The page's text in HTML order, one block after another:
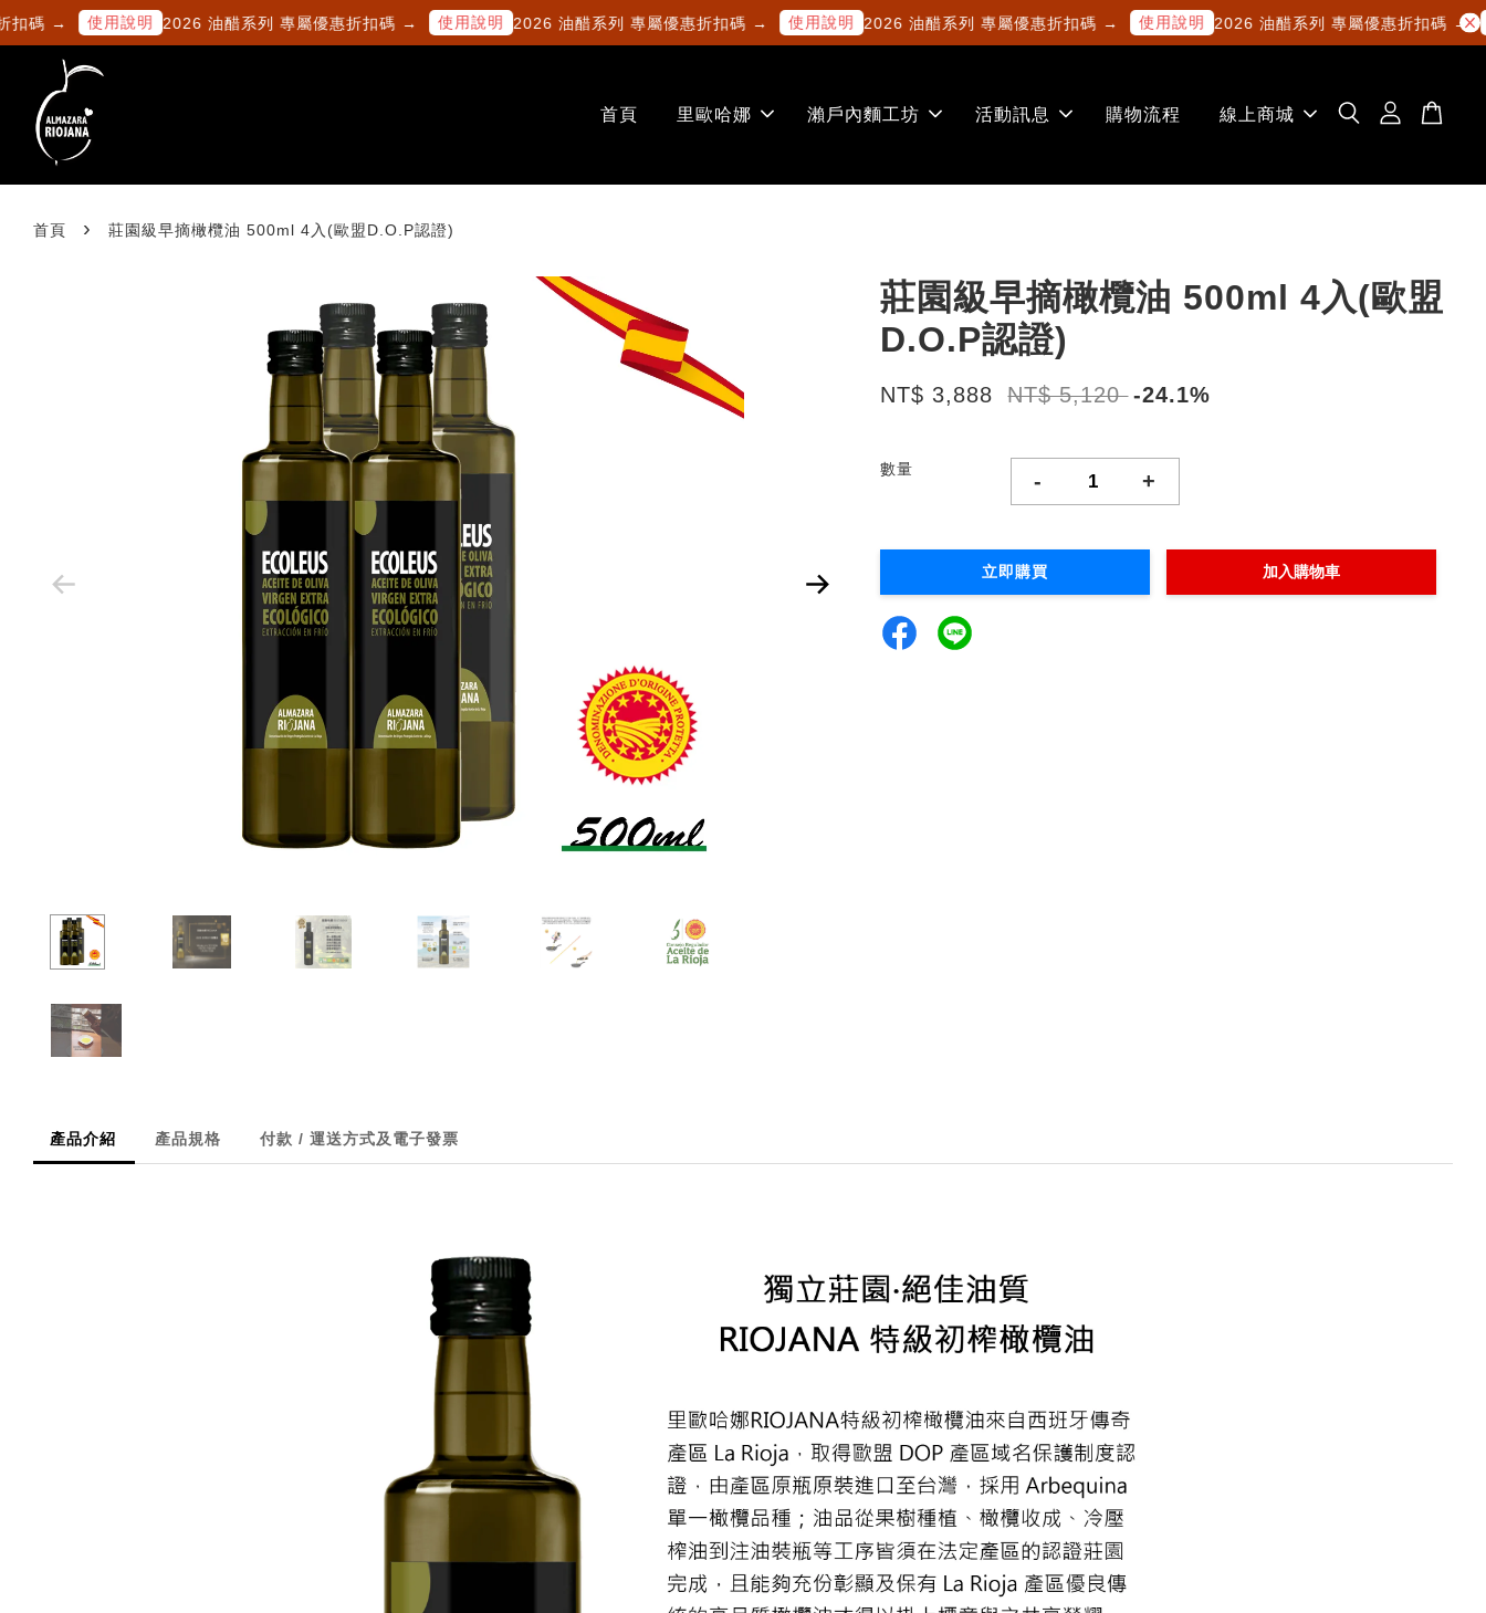
→ 使用說明 2026 油醋系列 專屬優惠折扣碼 → 使用說明 2026 油醋系列 專屬優惠折扣碼 → 使用說明 2026 油醋系列 專屬優惠折扣碼 → 使用說明 2026 油醋系列 專屬優惠折扣碼 → 使
首頁 里歐哈娜 瀨戶內麵工坊 活動訊息 購物流程 線上商城
首頁 › 莊園級早摘橄欖油 500ml 4入(歐盟D.O.P認證)
莊園級早摘橄欖油 500ml 4入(歐盟
D.O.P認證)
NT$ 3,888 NT$ 5,120 -24.1%
數量 - +
立即購買 加入購物車
產品介紹 產品規格 付款 / 運送方式及電子發票